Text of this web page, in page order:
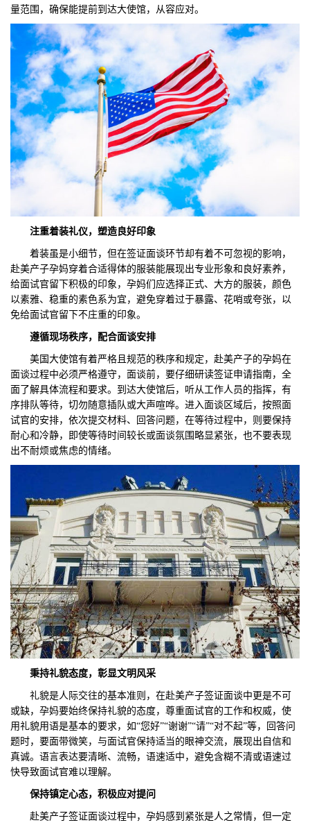
量范围，确保能提前到达大使馆，从容应对。
注重着装礼仪，塑造良好印象
着装虽是小细节，但在签证面谈环节却有着不可忽视的影响，
赴美产子孕妈穿着合适得体的服装能展现出专业形象和良好素养，
给面试官留下积极的印象，孕妈们应选择正式、大方的服装，颜色
以素雅、稳重的素色系为宜，避免穿着过于暴露、花哨或夸张，以
免给面试官留下不庄重的印象。
遵循现场秩序，配合面谈安排
美国大使馆有着严格且规范的秩序和规定，赴美产子的孕妈在
面谈过程中必须严格遵守，面谈前，要仔细研读签证申请指南，全
面了解具体流程和要求。到达大使馆后，听从工作人员的指挥，有
序排队等待，切勿随意插队或大声喧哗。进入面谈区域后，按照面
试官的安排，依次提交材料、回答问题，在等待过程中，则要保持
耐心和冷静，即使等待时间较长或面谈氛围略显紧张，也不要表现
出不耐烦或焦虑的情绪。
秉持礼貌态度，彰显文明风采
礼貌是人际交往的基本准则，在赴美产子签证面谈中更是不可
或缺，孕妈要始终保持礼貌的态度，尊重面试官的工作和权威，使
用礼貌用语是基本的要求，如“您好”“谢谢”“请”“对不起”等，回答问
题时，要面带微笑，与面试官保持适当的眼神交流，展现出自信和
真诚。语言表达要清晰、流畅，语速适中，避免含糊不清或语速过
快导致面试官难以理解。
保持镇定心态，积极应对提问
赴美产子签证面谈过程中，孕妈感到紧张是人之常情，但一定